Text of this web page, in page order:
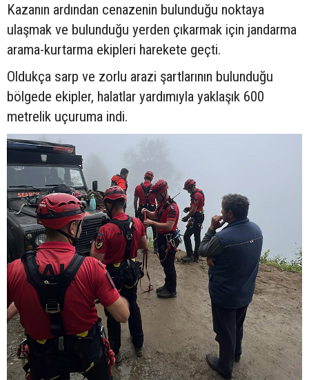
Kazanın ardından cenazenin bulunduğu noktaya
ulaşmak ve bulunduğu yerden çıkarmak için jandarma
arama-kurtarma ekipleri harekete geçti.
Oldukça sarp ve zorlu arazi şartlarının bulunduğu
bölgede ekipler, halatlar yardımıyla yaklaşık 600
metrelik uçuruma indi.